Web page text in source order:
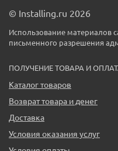
© Installing.ru 2026
Использование материалов
письменного разрешения
ПОЛУЧЕНИЕ ТОВАРА И
Каталог товаров
Возврат товара и денег
Доставка
Условия оказания услуг